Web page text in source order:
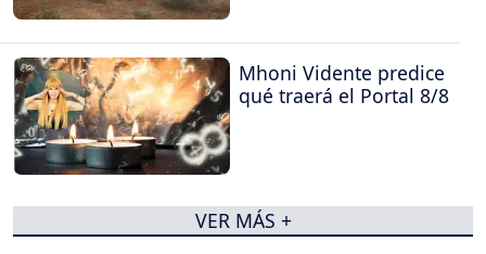
Mhoni Vidente predice
qué traerá el Portal 8/8
VER MÁS +